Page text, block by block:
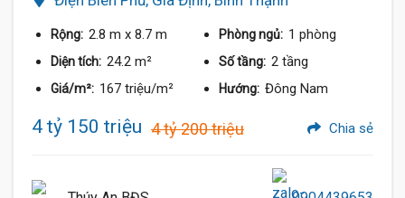
Rộng: 2.8 m x 8.7 m Phòng ngủ: 1 phòng
Diện tích: 24.2 m² Số tầng: 2 tầng
Giá/m²: 167 triệu/m² Hướng: Đông Nam
4 tỷ 150 triệu 4 tỷ 200 triệu Chia sẻ